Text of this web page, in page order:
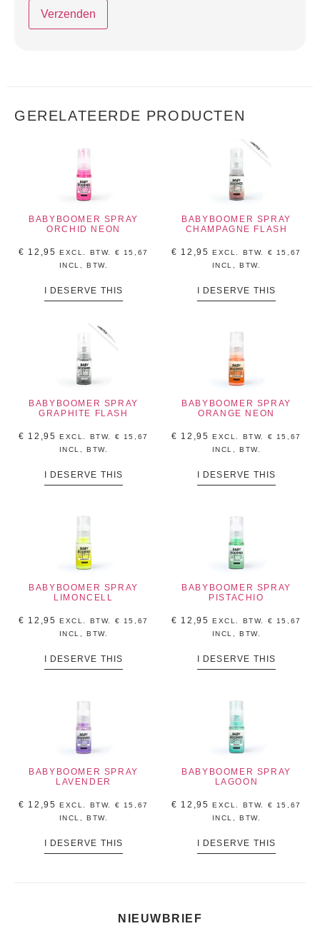
GERELATEERDE PRODUCTEN
BABYBOOMER SPRAY
ORCHID NEON
€ 12,95 EXCL. BTW. €
15,67
INCL, BTW.
I DESERVE THIS
BABYBOOMER SPRAY
CHAMPAGNE FLASH
€ 12,95 EXCL. BTW. €
15,67
INCL, BTW.
I DESERVE THIS
BABYBOOMER SPRAY
GRAPHITE FLASH
€ 12,95 EXCL. BTW. €
15,67
INCL, BTW.
I DESERVE THIS
BABYBOOMER SPRAY
ORANGE NEON
€ 12,95 EXCL. BTW. €
15,67
INCL, BTW.
I DESERVE THIS
BABYBOOMER SPRAY
LIMONCELL
€ 12,95 EXCL. BTW. €
15,67
INCL, BTW.
I DESERVE THIS
BABYBOOMER SPRAY
PISTACHIO
€ 12,95 EXCL. BTW. €
15,67
INCL, BTW.
I DESERVE THIS
BABYBOOMER SPRAY
LAVENDER
€ 12,95 EXCL. BTW. €
15,67
INCL, BTW.
I DESERVE THIS
BABYBOOMER SPRAY
LAGOON
€ 12,95 EXCL. BTW. €
15,67
INCL, BTW.
I DESERVE THIS
NIEUWBRIEF